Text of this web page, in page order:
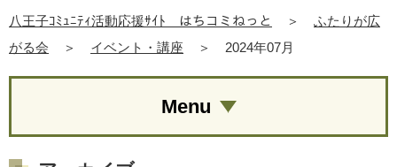
八王子ｺﾐｭﾆﾃｨ活動応援ｻｲﾄ はちコミねっと ＞
ふたりが広
がる会
＞ イベント・講座 ＞ 2024年07月
Menu